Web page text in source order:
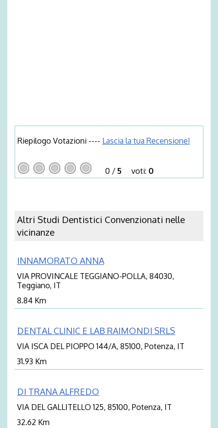
Riepilogo Votazioni ---- Lascia la tua Recensione!
0 / 5 voti: 0
Altri Studi Dentistici Convenzionati nelle
vicinanze
INNAMORATO ANNA
VIA PROVINCALE TEGGIANO-POLLA, 84030,
Teggiano, IT
8.84 Km
DENTAL CLINIC E LAB RAIMONDI SRLS
VIA ISCA DEL PIOPPO 144/A, 85100, Potenza, IT
31.93 Km
DI TRANA ALFREDO
VIA DEL GALLITELLO 125, 85100, Potenza, IT
32.62 Km